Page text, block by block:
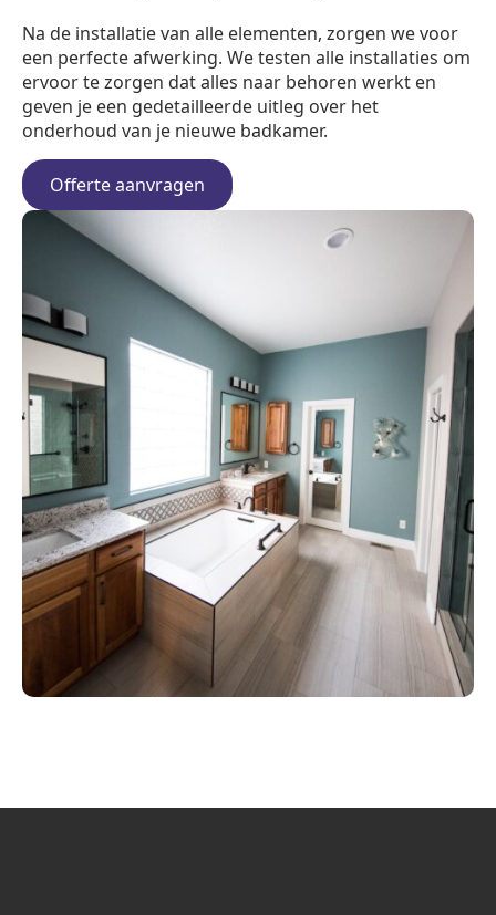
Na de installatie van alle elementen, zorgen we voor
een perfecte afwerking. We testen alle installaties om
ervoor te zorgen dat alles naar behoren werkt en
geven je een gedetailleerde uitleg over het
onderhoud van je nieuwe badkamer.
Offerte aanvragen